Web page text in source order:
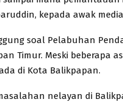
kepada awak
soal Pelabuhan
Timur. Meski beberapa
di Kota Balikpapan.
nelayan di